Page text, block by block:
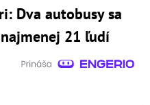
Dva autobusy sa
21 ľudí